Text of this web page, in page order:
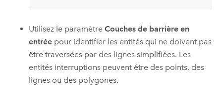
Utilisez le paramètreCouches de barrière en
entrée pour identifier les entités qui ne doivent pas
être traversées par des lignes simplifiées. Les
entités interruptions peuvent être des points, des
lignes ou des polygones.